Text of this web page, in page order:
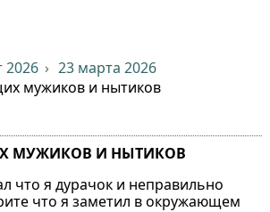
2026
23 марта 2026
мужиков и нытиков
МУЖИКОВ И НЫТИКОВ
что я дурачок и неправильно
что я заметил в окружающем